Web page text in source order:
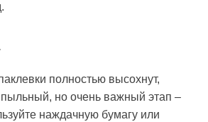
полностью высохнут,
но очень важный этап –
наждачную бумагу или